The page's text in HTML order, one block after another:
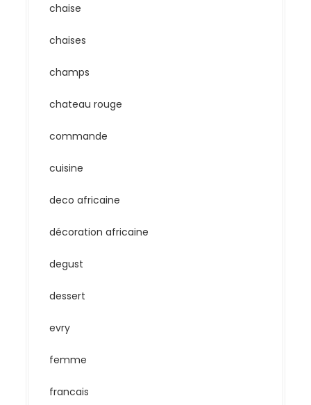
chaise
chaises
champs
chateau rouge
commande
cuisine
deco africaine
décoration africaine
degust
dessert
evry
femme
francais